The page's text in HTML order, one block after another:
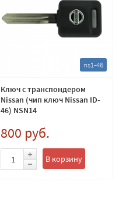
ns1-46
Ключ с транспондером
Nissan (чип ключ Nissan ID-
46) NSN14
800 руб.
В корзину